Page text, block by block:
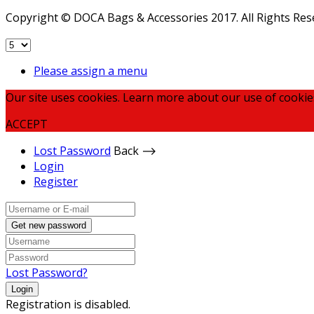
Copyright © DOCA Bags & Accessories 2017. All Rights
Please assign a menu
Our site uses cookies. Learn more about our use of
ACCEPT
Lost Password Back ⟶
Login
Register
Get new password
Lost Password?
Login
Registration is disabled.